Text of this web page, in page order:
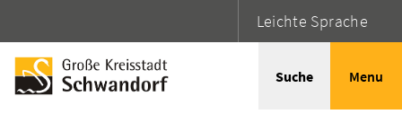
Leichte Sprache
Suche Menu